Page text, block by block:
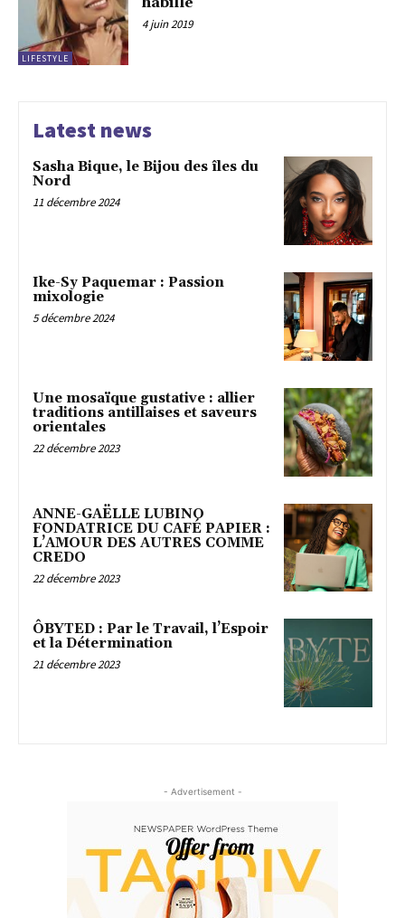
LIFESTYLE
4 juin 2019
Latest news
Sasha Bique, le Bijou des îles du
Nord
11 décembre 2024
Ike-Sy Paquemar : Passion
mixologie
5 décembre 2024
Une mosaïque gustative : allier
traditions antillaises et saveurs
orientales
22 décembre 2023
ANNE-GAËLLE LUBINO
FONDATRICE DU CAFÉ PAPIER :
L’AMOUR DES AUTRES COMME
CREDO
22 décembre 2023
ÔBYTED : Par le Travail, l’Espoir
et la Détermination
21 décembre 2023
- Advertisement -